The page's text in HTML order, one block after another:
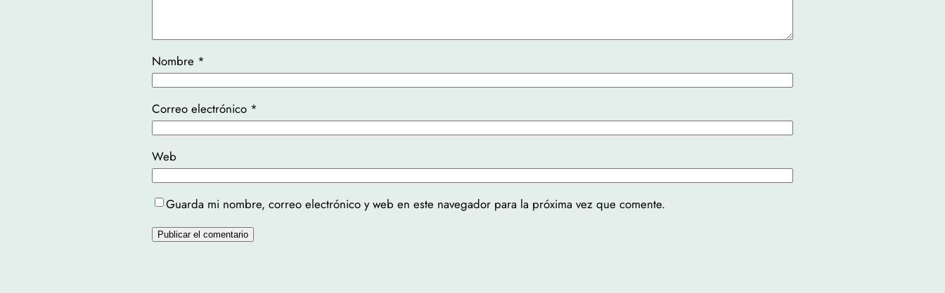
Nombre *
Correo electrónico *
Web
Guarda mi nombre, correo electrónico y web en este navegador para la próxima vez que comente.